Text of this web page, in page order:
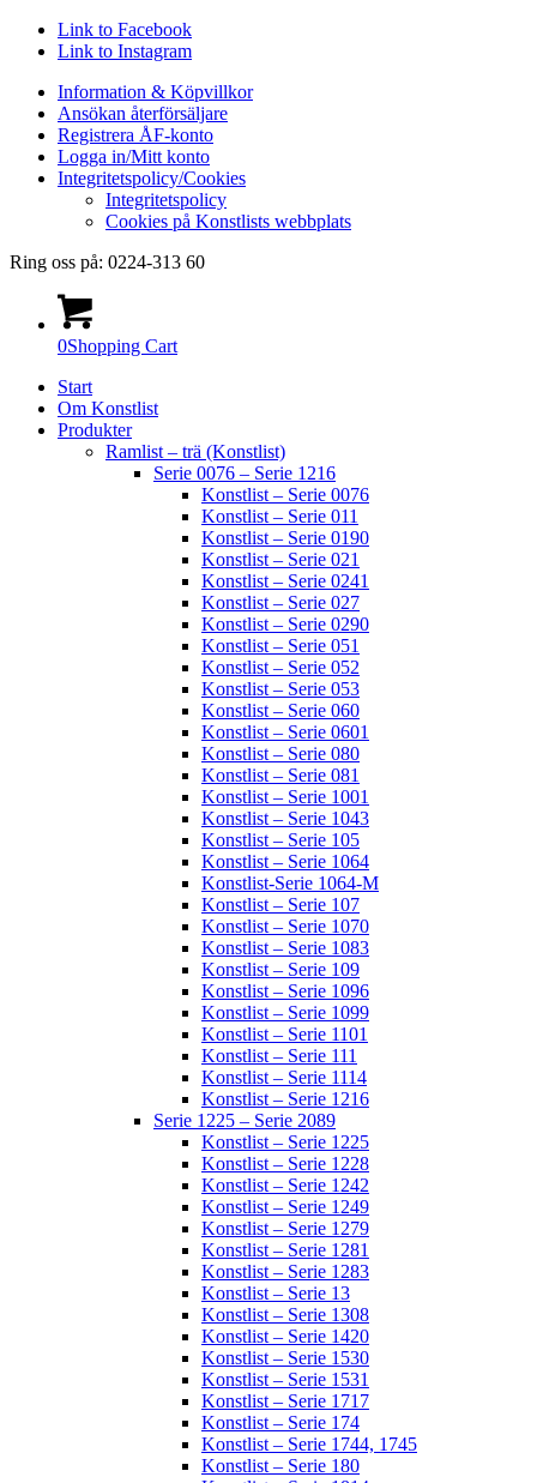
Link to Facebook
Link to Instagram
Information & Köpvillkor
Ansökan återförsäljare
Registrera ÅF-konto
Logga in/Mitt konto
Integritetspolicy/Cookies
Integritetspolicy
Cookies på Konstlists webbplats
Ring oss på: 0224-313 60
0Shopping Cart
Start
Om Konstlist
Produkter
Ramlist – trä (Konstlist)
Serie 0076 – Serie 1216
Konstlist – Serie 0076
Konstlist – Serie 011
Konstlist – Serie 0190
Konstlist – Serie 021
Konstlist – Serie 0241
Konstlist – Serie 027
Konstlist – Serie 0290
Konstlist – Serie 051
Konstlist – Serie 052
Konstlist – Serie 053
Konstlist – Serie 060
Konstlist – Serie 0601
Konstlist – Serie 080
Konstlist – Serie 081
Konstlist – Serie 1001
Konstlist – Serie 1043
Konstlist – Serie 105
Konstlist – Serie 1064
Konstlist-Serie 1064-M
Konstlist – Serie 107
Konstlist – Serie 1070
Konstlist – Serie 1083
Konstlist – Serie 109
Konstlist – Serie 1096
Konstlist – Serie 1099
Konstlist – Serie 1101
Konstlist – Serie 111
Konstlist – Serie 1114
Konstlist – Serie 1216
Serie 1225 – Serie 2089
Konstlist – Serie 1225
Konstlist – Serie 1228
Konstlist – Serie 1242
Konstlist – Serie 1249
Konstlist – Serie 1279
Konstlist – Serie 1281
Konstlist – Serie 1283
Konstlist – Serie 13
Konstlist – Serie 1308
Konstlist – Serie 1420
Konstlist – Serie 1530
Konstlist – Serie 1531
Konstlist – Serie 1717
Konstlist – Serie 174
Konstlist – Serie 1744, 1745
Konstlist – Serie 180